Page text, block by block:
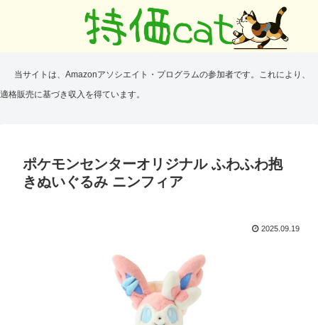
当サイトは、Amazonアソシエイト・プログラムの参加者です。これにより、
適格販売に基づき収入を得ています。
ポケモンセンターオリジナル ふわふわ抱
きぬいぐるみ ニンフィア
2025.09.19